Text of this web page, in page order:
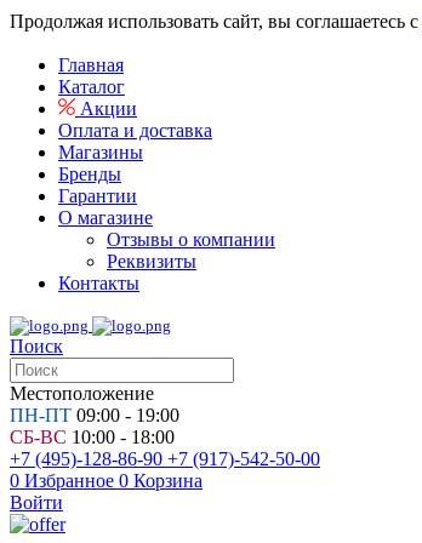
Продолжая использовать сайт, вы соглашаетесь с
Главная
Каталог
Акции
Оплата и доставка
Магазины
Бренды
Гарантии
О магазине
Отзывы о компании
Реквизиты
Контакты
Поиск
Местоположение
ПН-ПТ 09:00 - 19:00
СБ-ВС 10:00 - 18:00
+7 (495)-128-86-90 +7 (917)-542-50-00
0 Избранное 0 Корзина
Войти